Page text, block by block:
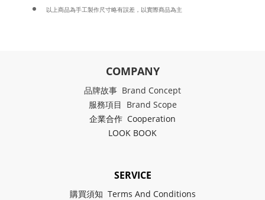
以上商品為手工製作尺寸略有誤差，以實際商品為主
COMPANY
品牌故事 Brand Concept
服務項目 Brand Scope
企業合作 Cooperation
LOOK BOOK
SERVICE
購買須知 Terms And Conditions